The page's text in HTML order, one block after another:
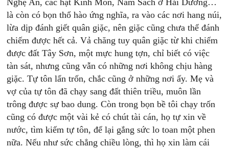
Nghệ An, các hạt Kinh Môn, Nam Sách ở Hải Dương…
là còn có bọn thổ hào ứng nghĩa, ra vào các nơi hang núi,
lừa dịp đánh giết quân giặc, nên giặc cũng chưa thể đánh
chiếm được hết cả. Vả chăng tuy quân giặc từ khi chiếm
được đất Tây Sơn, một mực hung tợn, chỉ biết có việc
tàn sát, nhưng cũng vẫn có những nơi không chịu hàng
giặc. Tự tôn lẩn trốn, chắc cũng ở những nơi ấy. Mẹ và
vợ của tự tôn đã chạy sang đất thiên triều, muôn lần
trông được sự bao dung. Còn trong bọn bề tôi chạy trốn
cũng có được một vài kẻ có chút tài cán, họ tự xin về
nước, tìm kiếm tự tôn, để lại gắng sức lo toan một phen
nữa. Nếu như sức chẳng chiều lòng, thì họ xin làm cái